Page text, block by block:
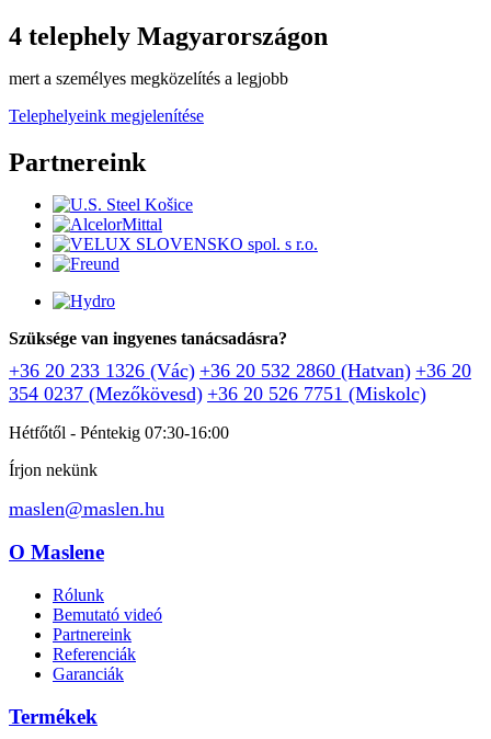
4 telephely Magyarországon
mert a személyes megközelítés a legjobb
Telephelyeink megjelenítése
Partnereink
Szüksége van ingyenes tanácsadásra?
+36 20 233 1326 (Vác) +36 20 532 2860 (Hatvan) +36 20
354 0237 (Mezőkövesd) +36 20 526 7751 (Miskolc)
Hétfőtől - Péntekig 07:30-16:00
Írjon nekünk
maslen@maslen.hu
O Maslene
Rólunk
Bemutató videó
Partnereink
Referenciák
Garanciák
Termékek